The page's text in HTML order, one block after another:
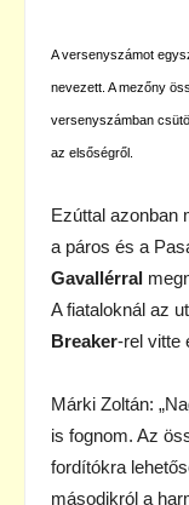
A versenyszámot
nevezett. A mezőny
versenyszámban
az elsőségről.
Ezúttal azonban
a páros és a
Gavallérral
A fiataloknál az
Breaker-rel vitte
Márki Zoltán:
is fognom. Az
fordítókra
másodikról a